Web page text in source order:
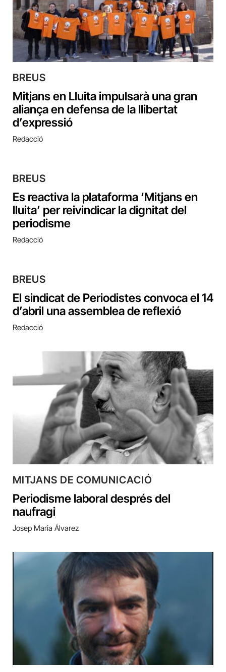
BREUS
Mitjans en Lluita impulsarà una gran
aliança en defensa de la llibertat
d’expressió
Redacció
BREUS
Es reactiva la plataforma ‘Mitjans en
lluita’ per reivindicar la dignitat del
periodisme
Redacció
BREUS
El sindicat de Periodistes convoca el 14
d’abril una assemblea de reflexió
Redacció
MITJANS DE COMUNICACIÓ
Periodisme laboral després del
naufragi
Josep Maria Álvarez